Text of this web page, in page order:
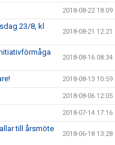
2018-08-22 18:09
23/8, kl
2018-08-21 12:21
2018-08-16 08:34
2018-08-13 10:59
2018-08-06 12:05
2018-07-14 17:16
till årsmöte
2018-06-18 13:28